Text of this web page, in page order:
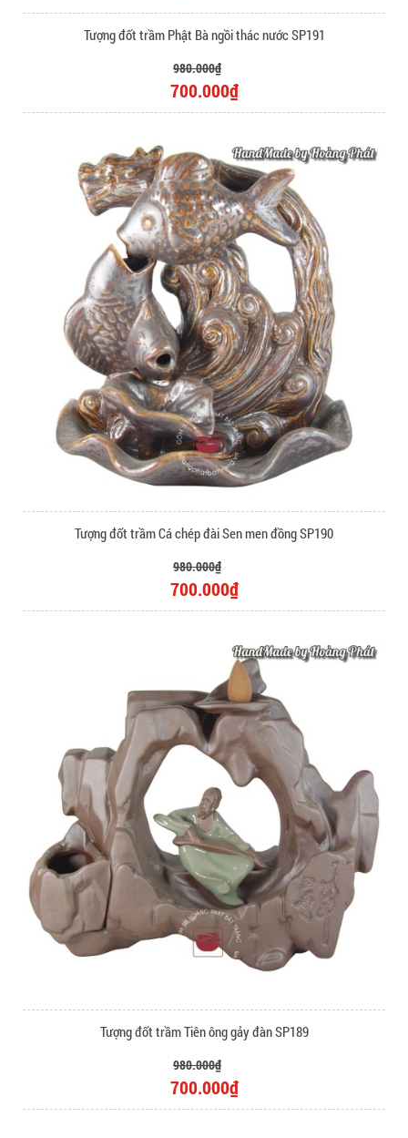
Tượng đốt trầm Phật Bà ngồi thác nước SP191
980.000₫
700.000₫
Tượng đốt trầm Cá chép đài Sen men đồng SP190
980.000₫
700.000₫
Tượng đốt trầm Tiên ông gảy đàn SP189
980.000₫
700.000₫